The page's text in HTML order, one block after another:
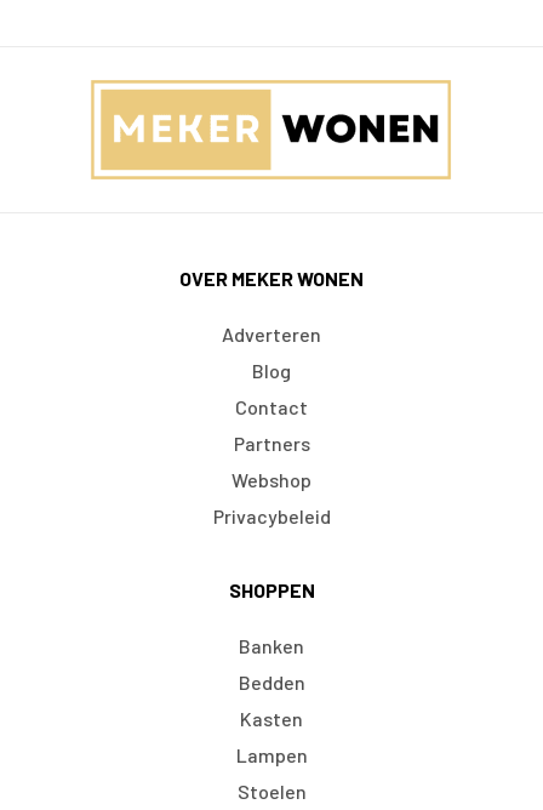
OVER MEKER WONEN
Adverteren
Blog
Contact
Partners
Webshop
Privacybeleid
SHOPPEN
Banken
Bedden
Kasten
Lampen
Stoelen